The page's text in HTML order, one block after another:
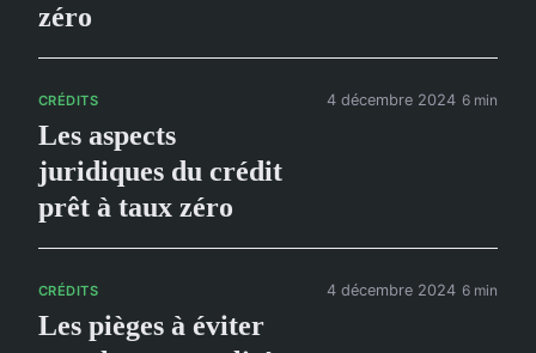
zéro
CRÉDITS
Les aspects
juridiques du crédit
prêt à taux zéro
4 décembre 2024 6 min
CRÉDITS
Les pièges à éviter
4 décembre 2024 6 min